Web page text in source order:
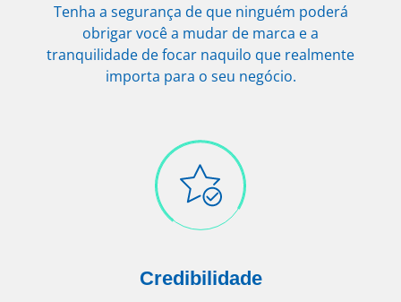
Tenha a segurança de que ninguém poderá
obrigar você a mudar de marca e a
tranquilidade de focar naquilo que realmente
importa para o seu negócio.
Credibilidade